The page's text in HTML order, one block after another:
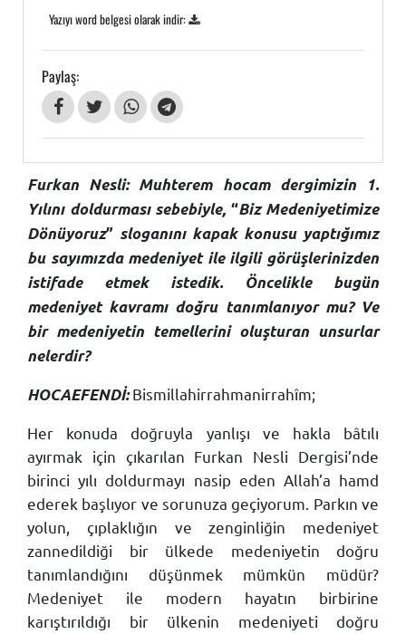
Yazıyı word belgesi olarak indir:
Paylaş:
Furkan Nesli: Muhterem hocam dergimizin 1.
Yılını doldurması sebebiyle, “Biz Medeniyetimize
Dönüyoruz” sloganını kapak konusu yaptığımız
bu sayımızda medeniyet ile ilgili görüşlerinizden
istifade etmek istedik. Öncelikle bugün
medeniyet kavramı doğru tanımlanıyor mu? Ve
bir medeniyetin temellerini oluşturan unsurlar
nelerdir?
HOCAEFENDİ:Bismillahirrahmanirrahîm;
Her konuda doğruyla yanlışı ve hakla bâtılı
ayırmak için çıkarılan Furkan Nesli Dergisi’nde
birinci yılı doldurmayı nasip eden Allah’a hamd
ederek başlıyor ve sorunuza geçiyorum. Parkın ve
yolun, çıplaklığın ve zenginliğin medeniyet
zannedildiği bir ülkede medeniyetin doğru
tanımlandığını düşünmek mümkün müdür?
Medeniyet ile modern hayatın birbirine
karıştırıldığı bir ülkenin medeniyeti doğru